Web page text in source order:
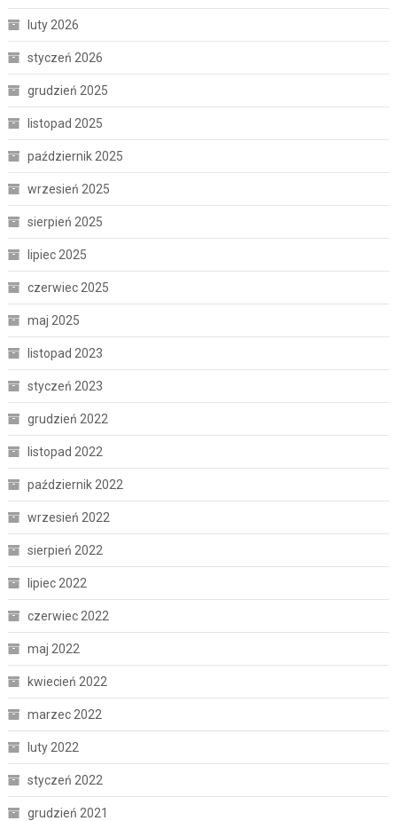
luty 2026
styczeń 2026
grudzień 2025
listopad 2025
październik 2025
wrzesień 2025
sierpień 2025
lipiec 2025
czerwiec 2025
maj 2025
listopad 2023
styczeń 2023
grudzień 2022
listopad 2022
październik 2022
wrzesień 2022
sierpień 2022
lipiec 2022
czerwiec 2022
maj 2022
kwiecień 2022
marzec 2022
luty 2022
styczeń 2022
grudzień 2021